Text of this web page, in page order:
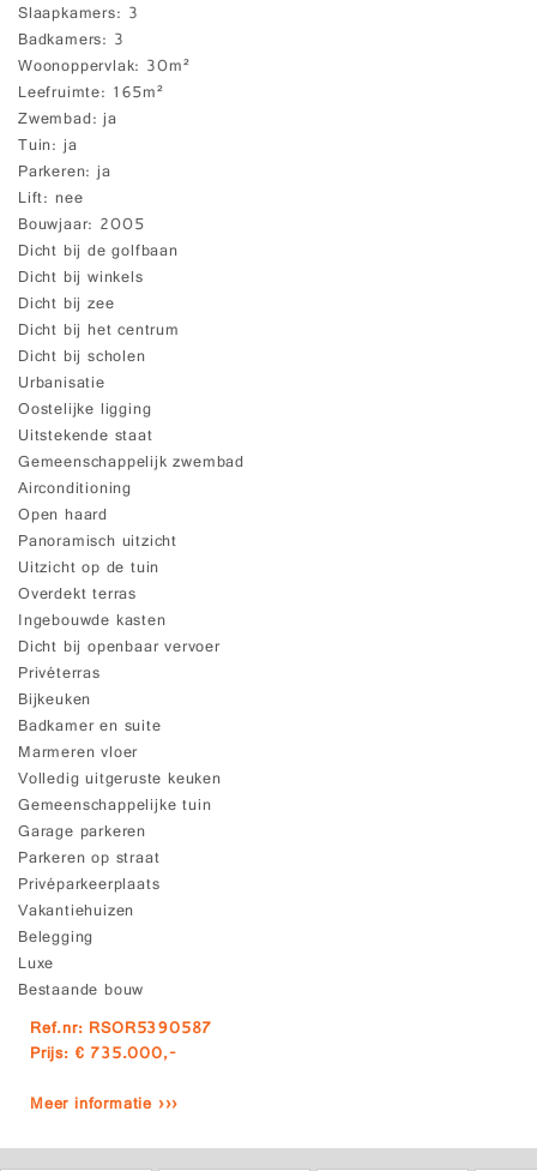
Slaapkamers 3
Badkamers 3
Woonoppervlak 30m²
Leefruimte 165m²
Zwembad ja
Tuin ja
Parkeren ja
Lift nee
Bouwjaar 2005
Dicht bij de golfbaan
Dicht bij winkels
Dicht bij zee
Dicht bij het centrum
Dicht bij scholen
Urbanisatie
Oostelijke ligging
Uitstekende staat
Gemeenschappelijk zwembad
Airconditioning
Open haard
Panoramisch uitzicht
Uitzicht op de tuin
Overdekt terras
Ingebouwde kasten
Dicht bij openbaar vervoer
Privéterras
Bijkeuken
Badkamer en suite
Marmeren vloer
Volledig uitgeruste keuken
Gemeenschappelijke tuin
Garage parkeren
Parkeren op straat
Privéparkeerplaats
Vakantiehuizen
Belegging
Luxe
Bestaande bouw
Ref.nr: RSOR5390587
Prijs: € 735.000,-
Meer informatie ›››